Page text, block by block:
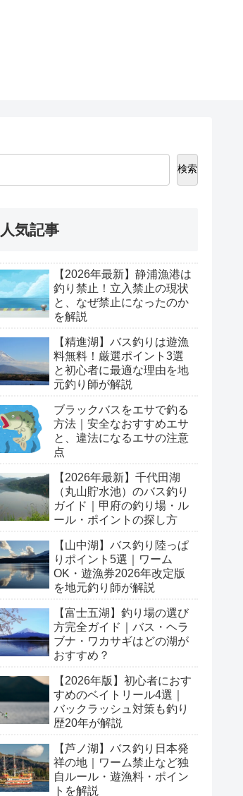
検索
気記事
【2026年最新】静浦漁港は
釣り禁止！立入禁止の現状
と、なぜ禁止になったのか
を解説
【精進湖】バス釣りは遊漁
料無料！厳選ポイント3選
と初心者に最適な理由を地
元釣り師が解説
ブラックバスをエサで釣る
方法｜安全なおすすめエサ
と、違法になるエサの注意
点
【2026年最新】千代田湖
（丸山貯水池）のバス釣り
ガイド｜甲府の釣り場・ル
ール・ポイントの探し方
【山中湖】バス釣り陸っぱ
りポイント5選｜ワーム
OK・遊漁券2026年改定版
を地元釣り師が解説
【富士五湖】釣り場の選び
方完全ガイド｜バス・ヘラ
ブナ・ワカサギはどの湖が
おすすめ？
【2026年版】初心者におす
すめのベイトリール4選｜
バックラッシュ対策も釣り
歴20年が解説
【芦ノ湖】バス釣り日本発
祥の地｜ワーム禁止など独
自ルール・遊漁料・ポイン
トを解説